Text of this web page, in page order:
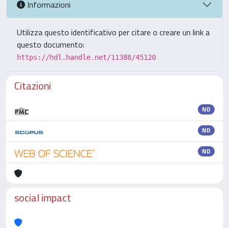
Informazioni
Utilizza questo identificativo per citare o creare un link a
questo documento:
https://hdl.handle.net/11388/45120
Citazioni
ND
ND
ND
social impact